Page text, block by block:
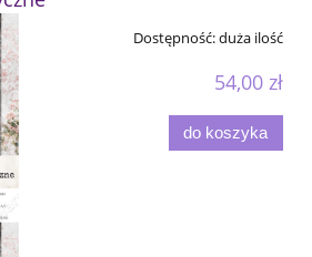
Dostępność:duża ilość
54,00 zł
do koszyka